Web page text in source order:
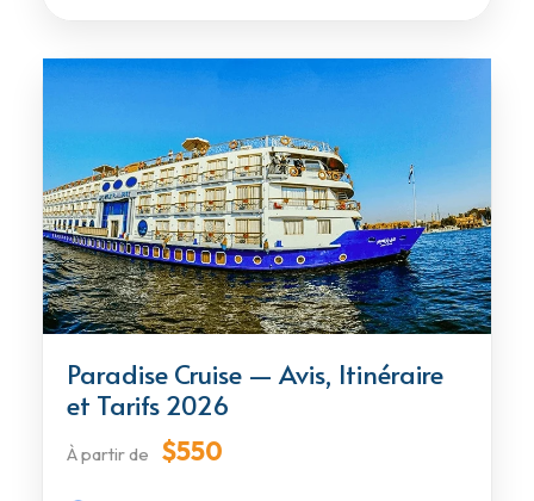
Paradise Cruise — Avis, Itinéraire
et Tarifs 2026
À partir de $550